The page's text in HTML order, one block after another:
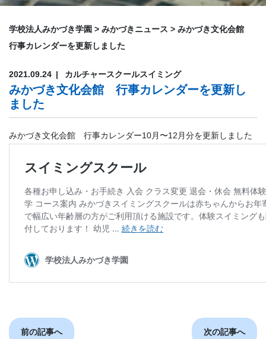
学校法人みかづき学園 > みかづきニュース > みかづき文化会館
行事カレンダーを更新しました
2021.09.24 カルチャースクールスイミング
みかづき文化会館 行事カレンダーを更新し
ました
みかづき文化会館 行事カレンダー10月〜12月分を更新しました
前の記事へ 次の記事へ